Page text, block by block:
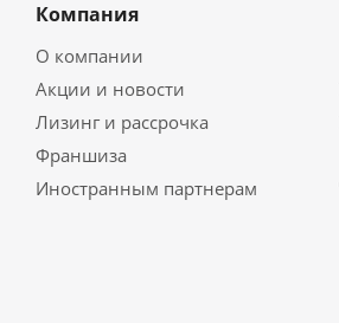
Компания
О компании
Акции и новости
Лизинг и рассрочка
Франшиза
Иностранным партнерам